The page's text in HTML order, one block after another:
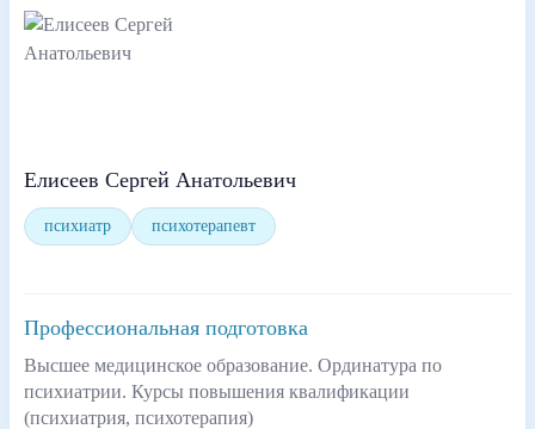
Елисеев Сергей Анатольевич
психиатр психотерапевт
Профессиональная подготовка
Высшее медицинское образование. Ординатура по
психиатрии. Курсы повышения квалификации
(психиатрия, психотерапия)